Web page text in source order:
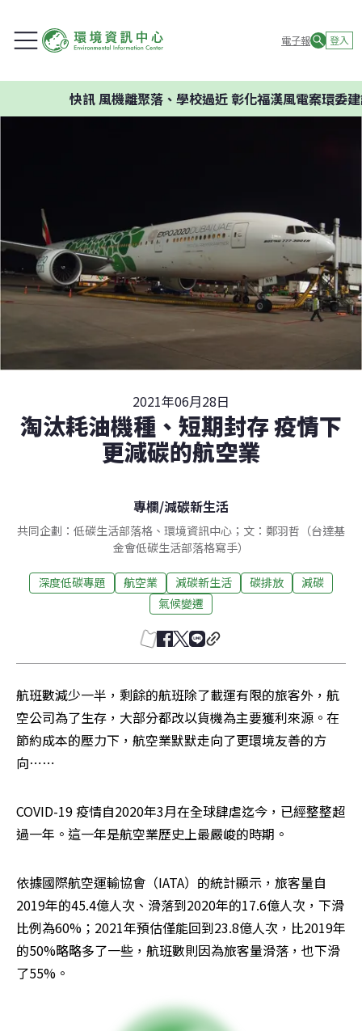
電子報 登入
風機離聚落、學校過近 彰化福漢風電案環委建議不
2021年06月28日
淘汰耗油機種、短期封存 疫情下
更減碳的航空業
專欄/減碳新生活
共同企劃：低碳生活部落格、環境資訊中心；文：鄭羽哲（台達基
金會低碳生活部落格寫手）
深度低碳專題 航空業 減碳新生活 碳排放
減碳
氣候變遷
航班數減少一半，剩餘的航班除了載運有限的旅客外，航
空公司為了生存，大部分都改以貨機為主要獲利來源。在
節約成本的壓力下，航空業默默走向了更環境友善的方
向⋯⋯
COVID-19 疫情自2020年3月在全球肆虐迄今，已經整整超
過一年。這一年是航空業歷史上最嚴峻的時期。
依據國際航空運輸協會（IATA）的統計顯示，旅客量自
2019年的45.4億人次、滑落到2020年的17.6億人次，下滑
比例為60%；2021年預估僅能回到23.8億人次，比2019年
的50%略略多了一些，航班數則因為旅客量滑落，也下滑
了55%。